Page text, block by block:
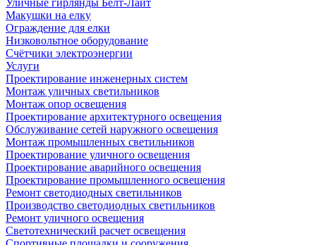
Уличные гирлянды Белт-Лайт
Макушки на елку
Ограждение для елки
Низковольтное оборудование
Счётчики электроэнергии
Услуги
Проектирование инженерных систем
Монтаж уличных светильников
Монтаж опор освещения
Проектирование архитектурного освещения
Обслуживание сетей наружного освещения
Монтаж промышленных светильников
Проектирование уличного освещения
Проектирование аварийного освещения
Проектирование промышленного освещения
Ремонт светодиодных светильников
Производство светодиодных светильников
Ремонт уличного освещения
Светотехнический расчет освещения